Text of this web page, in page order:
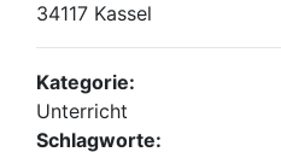
34117 Kassel
Kategorie:
Unterricht
Schlagworte: